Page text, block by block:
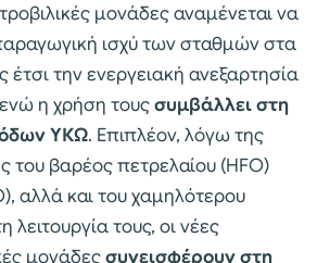
μονάδες αναμένεται να
ισχύ των σταθμών στα
έτσι την ενεργειακή ανεξαρτησία
η χρήση τουςσυμβάλλει στη
ΥΚΩ. Επιπλέον, λόγω της
του βαρέος πετρελαίου (HFO)
αλλά και του χαμηλότερου
λειτουργία τους, οι νέες
μονάδεςσυνεισφέρουν στη